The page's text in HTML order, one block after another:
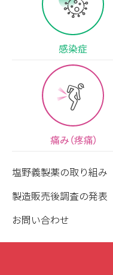
塩野義製薬の取り組み
製造販売後調査の発表
お問い合わせ